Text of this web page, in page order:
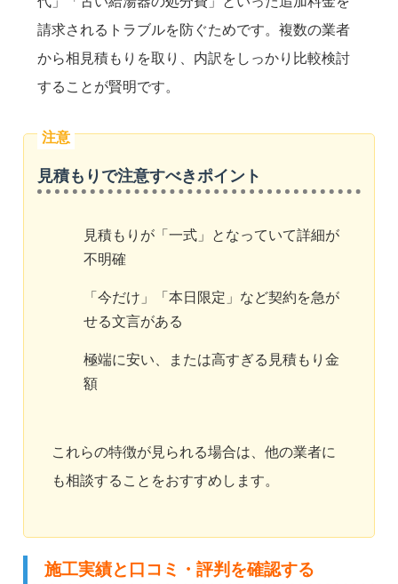
請求されるトラブルを防ぐためです。複数の業者
から相見積もりを取り、内訳をしっかり比較検討
することが賢明です。
見積もりで注意すべきポイント
見積もりが「一式」となっていて詳細が
不明確
「今だけ」「本日限定」など契約を急が
せる文言がある
極端に安い、または高すぎる見積もり金
額
これらの特徴が見られる場合は、他の業者に
も相談することをおすすめします。
施工実績と口コミ・評判を確認する